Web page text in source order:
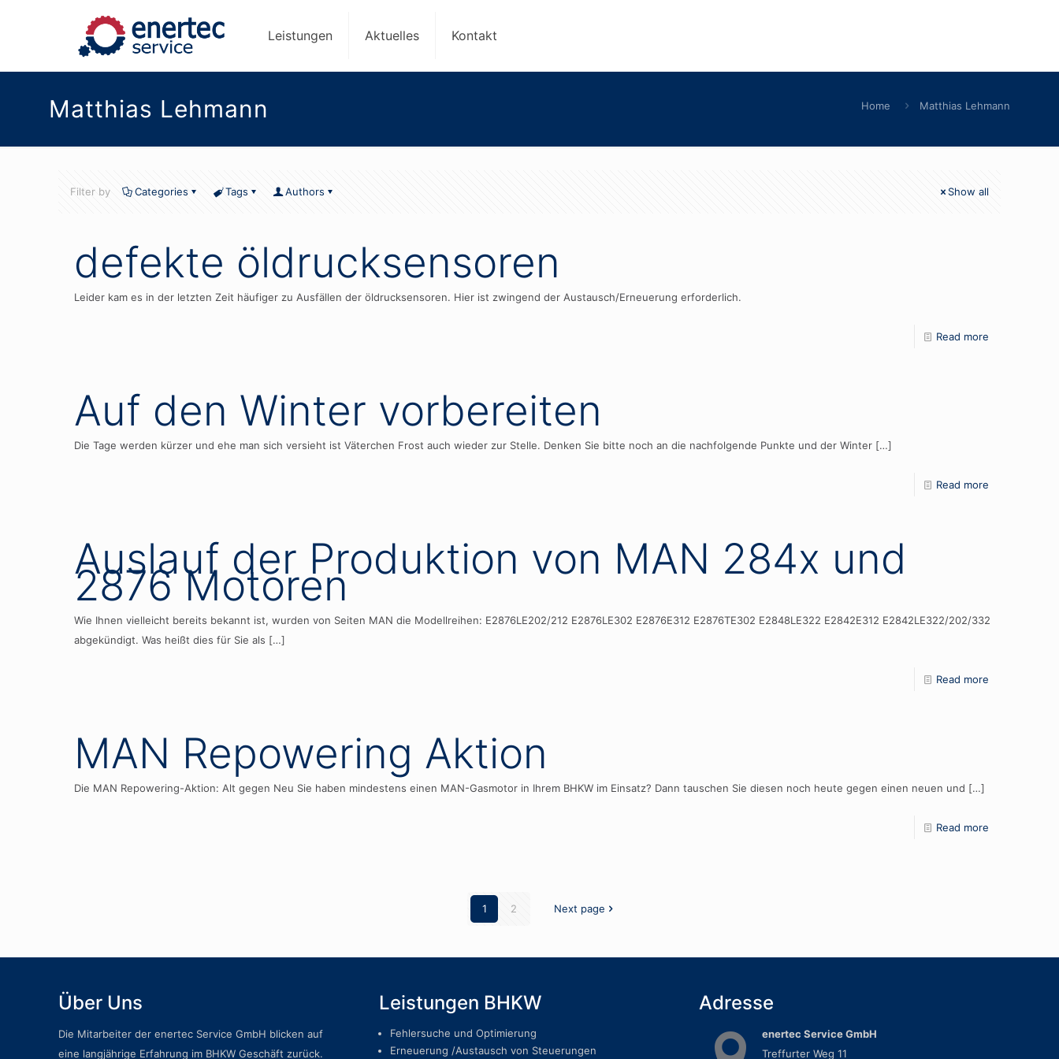
Leistungen Aktuelles Kontakt
Matthias Lehmann Home Matthias Lehmann
Filter by Categories Tags Authors Show all
defekte öldrucksensoren
Leider kam es in der letzten Zeit häufiger zu Ausfällen der öldrucksensoren. Hier ist zwingend der Austausch/Erneuerung erforderlich.
Read more
Auf den Winter vorbereiten
Die Tage werden kürzer und ehe man sich versieht ist Väterchen Frost auch wieder zur Stelle. Denken Sie bitte noch an die nachfolgende Punkte und der Winter […]
Read more
Auslauf der Produktion von MAN 284x und
2876 Motoren
Wie Ihnen vielleicht bereits bekannt ist, wurden von Seiten MAN die Modellreihen: E2876LE202/212 E2876LE302 E2876E312 E2876TE302 E2848LE322 E2842E312 E2842LE322/202/332
abgekündigt. Was heißt dies für Sie als […]
Read more
MAN Repowering Aktion
Die MAN Repowering-Aktion: Alt gegen Neu Sie haben mindestens einen MAN-Gasmotor in Ihrem BHKW im Einsatz? Dann tauschen Sie diesen noch heute gegen einen neuen und […]
Read more
1 2 Next page
Über Uns
Die Mitarbeiter der enertec Service GmbH blicken auf
eine langjährige Erfahrung im BHKW Geschäft zurück.
Leistungen BHKW
Fehlersuche und Optimierung
Erneuerung /Austausch von Steuerungen
Adresse
enertec Service GmbH
Treffurter Weg 11